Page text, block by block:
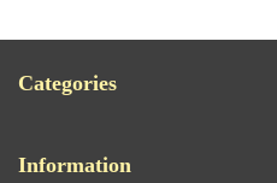
Categories
Information